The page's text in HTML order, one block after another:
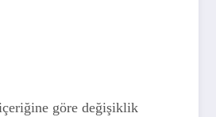
göre değişiklik